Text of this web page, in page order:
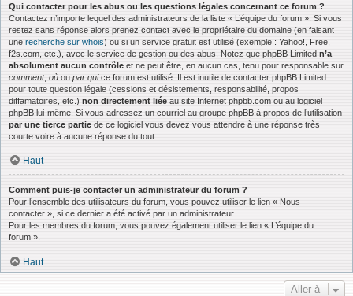
Qui contacter pour les abus ou les questions légales concernant ce forum ?
Contactez n’importe lequel des administrateurs de la liste « L’équipe du forum ». Si vous
restez sans réponse alors prenez contact avec le propriétaire du domaine (en faisant
une recherche sur whois) ou si un service gratuit est utilisé (exemple : Yahoo!, Free,
f2s.com, etc.), avec le service de gestion ou des abus. Notez que phpBB Limited n’a
absolument aucun contrôle et ne peut être, en aucun cas, tenu pour responsable sur
comment, où ou par quice forum est utilisé. Il est inutile de contacter phpBB Limited
pour toute question légale (cessions et désistements, responsabilité, propos
diffamatoires, etc.) non directement liée au site Internet phpbb.com ou au logiciel
phpBB lui-même. Si vous adressez un courriel au groupe phpBB à propos de l’utilisation
par une tierce partie de ce logiciel vous devez vous attendre à une réponse très
courte voire à aucune réponse du tout.
Haut
Comment puis-je contacter un administrateur du forum ?
Pour l’ensemble des utilisateurs du forum, vous pouvez utiliser le lien « Nous
contacter », si ce dernier a été activé par un administrateur.
Pour les membres du forum, vous pouvez également utiliser le lien « L’équipe du
forum ».
Haut
Aller à